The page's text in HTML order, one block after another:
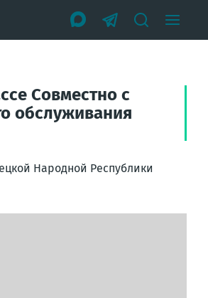
Совместно с
обслуживания
Народной Республики